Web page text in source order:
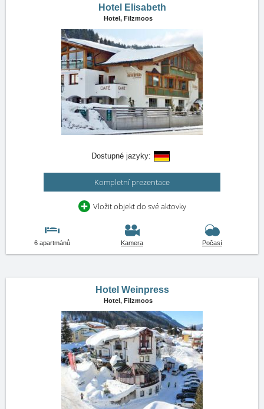
Hotel Elisabeth
Hotel, Filzmoos
Dostupné jazyky:
Kompletní prezentace
Vložit objekt do své aktovky
6 apartmánů Kamera Počasí
Hotel Weinpress
Hotel, Filzmoos